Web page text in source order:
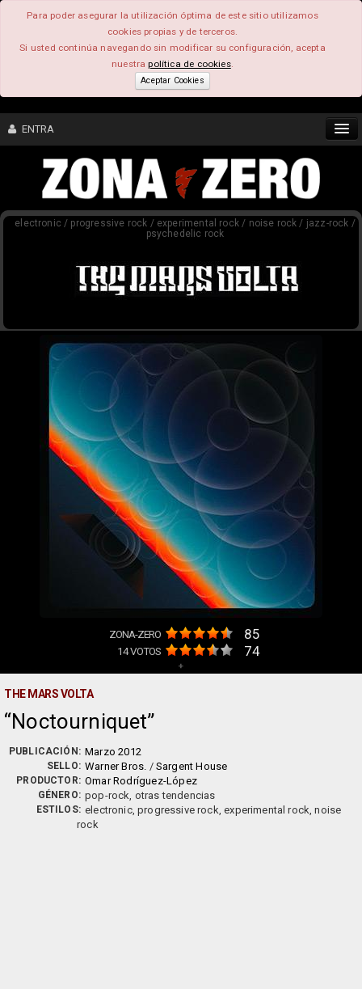
Para poder asegurar la utilización óptima de este sitio utilizamos
cookies propias y de terceros.
Si usted continúa navegando sin modificar su configuración, acepta
nuestrapolítica de cookies.
Aceptar Cookies
ENTRA
CONTENIDO
COMUNIDAD
FEEEDBACK
electronic / progressive rock / experimental rock / noise rock / jazz-rock /
psychedelic rock
ZONA-ZERO 85
14VOTOS 74
+
THE MARS VOLTA
Noctourniquet
PUBLICACIÓN: Marzo 2012
SELLO: Warner Bros. / Sargent House
PRODUCTOR: Omar Rodríguez-López
GÉNERO: pop-rock, otras tendencias
ESTILOS: electronic, progressive rock, experimental rock, noise
rock